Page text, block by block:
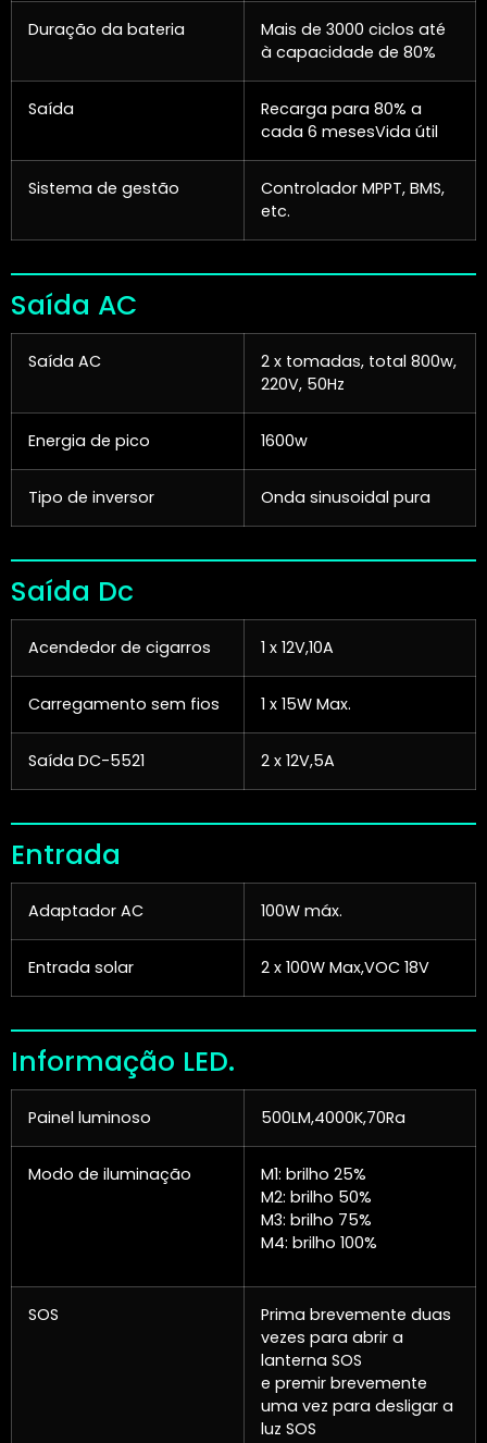
Duração da bateria
Mais de 3000 ciclos até
à capacidade de 80%
Saída
Recarga para 80% a
cada 6 mesesVida útil
Sistema de gestão
Controlador MPPT, BMS,
etc.
Saída AC
Saída AC
2 x tomadas, total 800w,
220V, 50Hz
Energia de pico 1600w
Tipo de inversor Onda sinusoidal pura
Saída Dc
Acendedor de cigarros 1 x 12V,10A
Carregamento sem fios 1 x 15W Max.
Saída DC-5521 2 x 12V,5A
Entrada
Adaptador AC 100W máx.
Entrada solar 2 x 100W Max,VOC 18V
Informação LED.
Painel luminoso 500LM,4000K,70Ra
Modo de iluminação
M1: brilho 25%
M2: brilho 50%
M3: brilho 75%
M4: brilho 100%
SOS
Prima brevemente duas
vezes para abrir a
lanterna SOS
e premir brevemente
uma vez para desligar a
luz SOS